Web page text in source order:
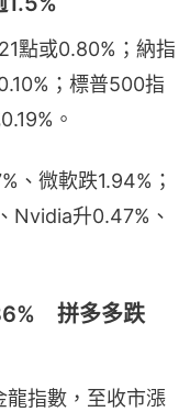
點或0.80%；納指
；標普500指
。
、微軟跌1.94%；
Nvidia升0.47%、
拼多多跌
龍指數，至收市漲